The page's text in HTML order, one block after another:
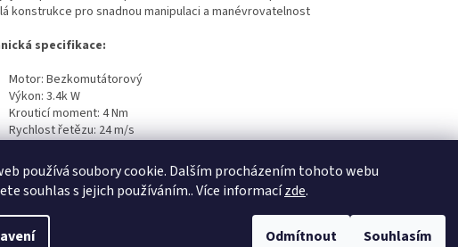
používá soubory cookie. Dalším procházením tohoto webu
souhlas s jejich používáním.. Více informacízde.
Odmítnout Souhlasím
konstrukce pro snadnou manipulaci a manévrovatelnost
specifikace:
Motor: Bezkomutátorový
Výkon: 3.4kW
Krouticí moment: 4Nm
Rychlost řetězu:24 m/s
Délka lišty:
Olejová nádrž:2 50ml
Víčko nádrže: Vyklápěcí víčko
Napínání řetězu:
Rozteč řetězu: